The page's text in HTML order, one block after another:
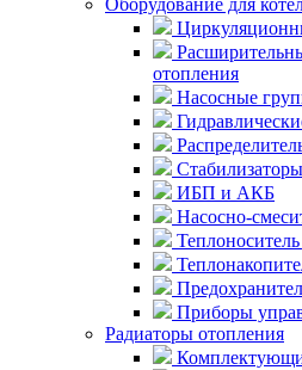
Оборудование для
отопления
Насосные
ИБП и АКБ
Насосно-
Приборы
Радиаторы отопления